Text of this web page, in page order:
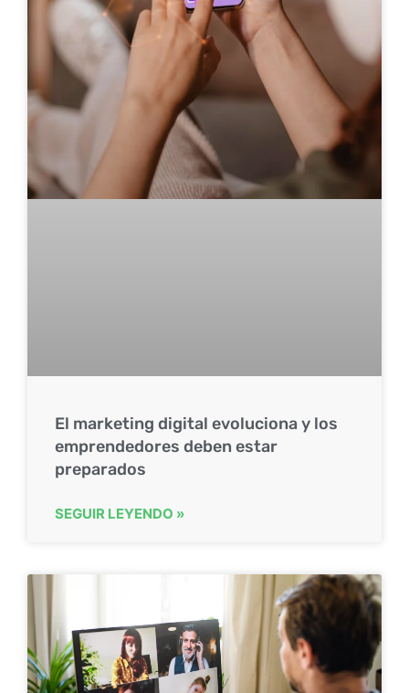
El marketing digital evoluciona y los
emprendedores deben estar
preparados
SEGUIR LEYENDO »